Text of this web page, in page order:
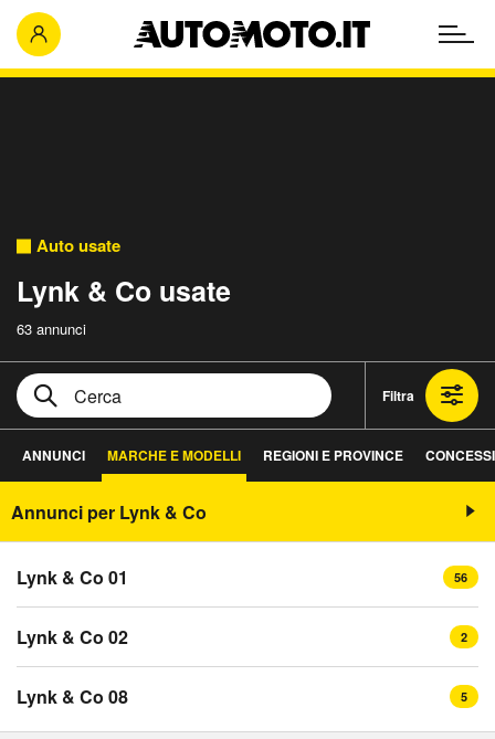
Auto usate
Lynk & Co usate
63 annunci
Filtra
ANNUNCI MARCHE E MODELLI REGIONI E PROVINCE
Annunci per Lynk & Co
Lynk & Co 01 56
Lynk & Co 02 2
Lynk & Co 08 5